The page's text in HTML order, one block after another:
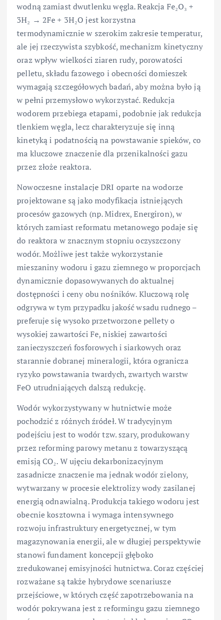
wodną zamiast dwutlenku węgla. Reakcja Fe₂O₃ +
3H₂ → 2Fe + 3H₂O jest korzystna
termodynamicznie w szerokim zakresie temperatur,
ale jej rzeczywista szybkość, mechanizm kinetyczny
oraz wpływ wielkości ziaren rudy, porowatości
pelletu, składu fazowego i obecności domieszek
wymagają szczegółowych badań, aby można było ją
w pełni przemysłowo wykorzystać. Redukcja
wodorem przebiega etapami, podobnie jak redukcja
tlenkiem węgla, lecz charakteryzuje się inną
kinetyką i podatnością na powstawanie spieków, co
ma kluczowe znaczenie dla przenikalności gazu
przez złoże reaktora.
Nowoczesne instalacje DRI oparte na wodorze
projektowane są jako modyfikacja istniejących
procesów gazowych (np. Midrex, Energiron), w
których zamiast reformatu metanowego podaje się
do reaktora w znacznym stopniu oczyszczony
wodór. Możliwe jest także wykorzystanie
mieszaniny wodoru i gazu ziemnego w proporcjach
dynamicznie dopasowywanych do aktualnej
dostępności i ceny obu nośników. Kluczową rolę
odgrywa w tym przypadku jakość wsadu rudnego –
preferuje się wysoko przetworzone pellety o
wysokiej zawartości Fe, niskiej zawartości
zanieczyszczeń fosforowych i siarkowych oraz
starannie dobranej mineralogii, która ogranicza
ryzyko powstawania twardych, zwartych warstw
FeO utrudniających dalszą redukcję.
Wodór wykorzystywany w hutnictwie może
pochodzić z różnych źródeł. W tradycyjnym
podejściu jest to wodór tzw. szary, produkowany
przez reforming parowy metanu z towarzyszącą
emisją CO₂. W ujęciu dekarbonizacyjnym
zasadnicze znaczenie ma jednak wodór zielony,
wytwarzany w procesie elektrolizy wody zasilanej
energią odnawialną. Produkcja takiego wodoru jest
obecnie kosztowna i wymaga intensywnego
rozwoju infrastruktury energetycznej, w tym
magazynowania energii, ale w długiej perspektywie
stanowi fundament koncepcji głęboko
zredukowanej emisyjności hutnictwa. Coraz częściej
rozważane są także hybrydowe scenariusze
przejściowe, w których część zapotrzebowania na
wodór pokrywana jest z reformingu gazu ziemnego